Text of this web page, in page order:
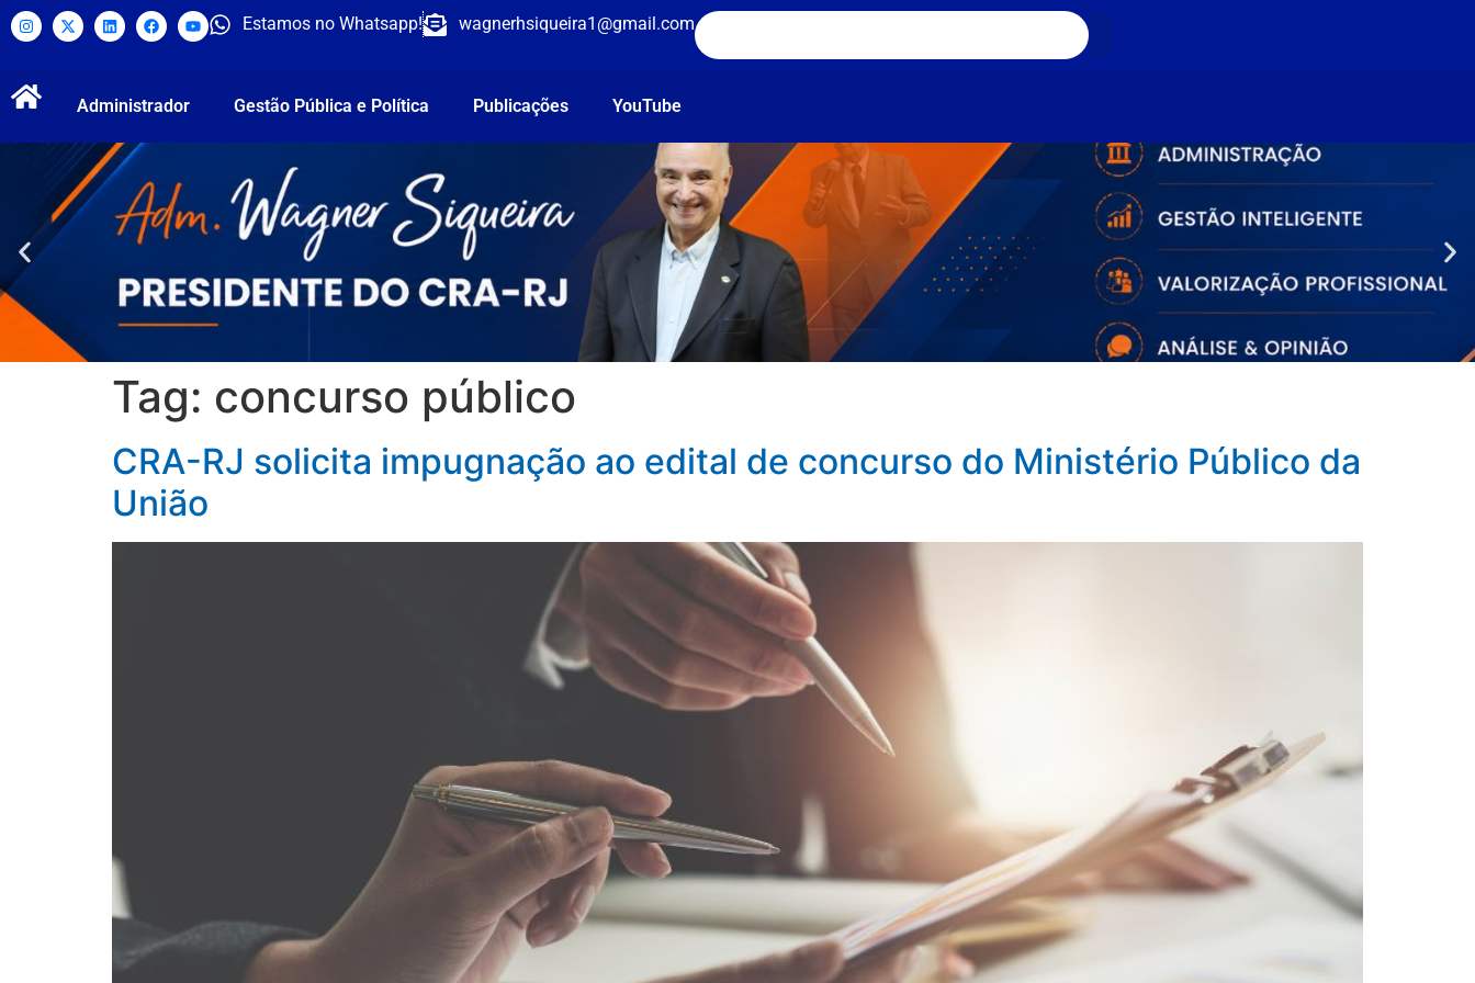
Estamos no Whatsapp! wagnerhsiqueira1@gmail.com
Administrador Gestão Pública e Política Publicações YouTube
Tag: concurso público
CRA-RJ solicita impugnação ao edital de concurso do Ministério Público da
União